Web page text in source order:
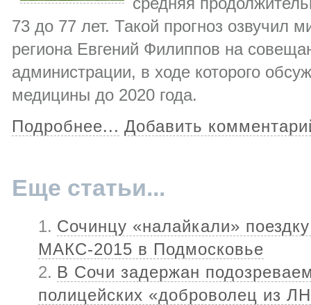
73 до 77 лет. Такой прогноз озвучил
региона Евгений Филиппов на
администрации, в ходе которого
медицины до 2020 года.
Подробнее... Добавить
Еще статьи...
Сочинцу «налайкали»
МАКС-2015 в Подмосковье
В Сочи задержан
полицейских «доброволец из